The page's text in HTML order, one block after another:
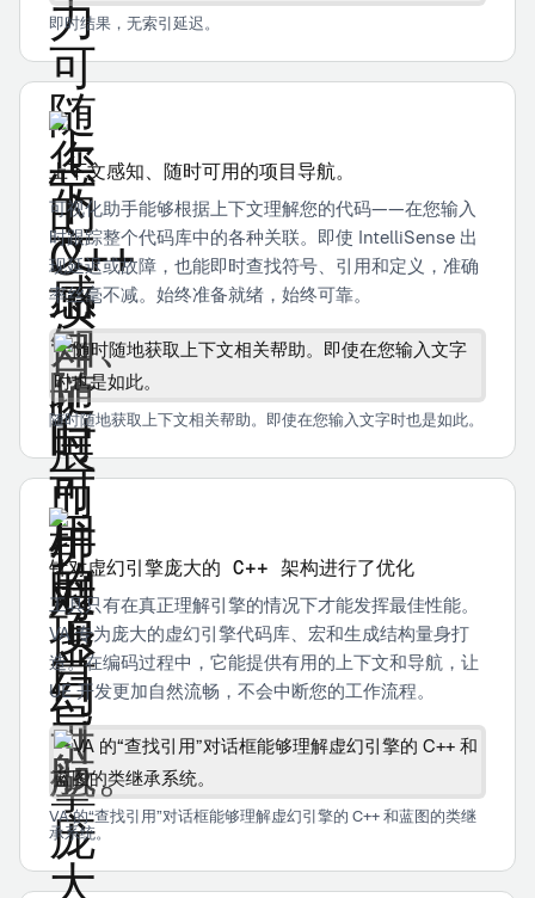
即时结果，无索引延迟。
上下文感知、随时可用的项目导航。
可视化助手能够根据上下文理解您的代码——在您输入
时跟踪整个代码库中的各种关联。即使 IntelliSense 出
现延迟或故障，也能即时查找符号、引用和定义，准确
率丝毫不减。始终准备就绪，始终可靠。
随时随地获取上下文相关帮助。即使在您输入文字时也是如此。
针对虚幻引擎庞大的 C++ 架构进行了优化
工具只有在真正理解引擎的情况下才能发挥最佳性能。
VA 专为庞大的虚幻引擎代码库、宏和生成结构量身打
造。在编码过程中，它能提供有用的上下文和导航，让
UE 开发更加自然流畅，不会中断您的工作流程。
VA 的“查找引用”对话框能够理解虚幻引擎的 C++ 和蓝图的类继
承系统。